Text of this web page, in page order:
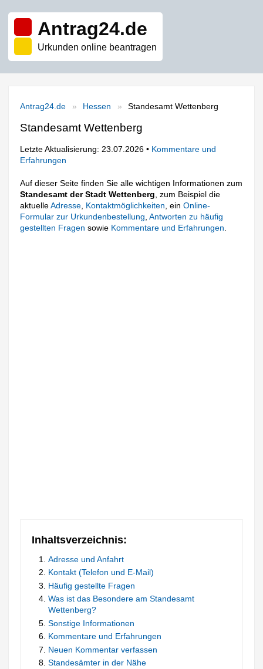
Antrag24.de
Urkunden online beantragen
Antrag24.de Hessen Standesamt Wettenberg
Standesamt Wettenberg
Letzte Aktualisierung: 23.07.2026 • Kommentare und
Erfahrungen
Auf dieser Seite finden Sie alle wichtigen Informationen zum
Standesamt der Stadt Wettenberg , zum Beispiel die
aktuelleAdresse Kontaktmöglichkeiten , einOnline-
Formular zur Urkundenbestellung ,Antworten zu häufig
gestellten Fragen sowie Kommentare und Erfahrungen
Inhaltsverzeichnis:
Adresse und Anfahrt
Kontakt (Telefon und E-Mail)
Häufig gestellte Fragen
Was ist das Besondere am Standesamt
Wettenberg?
Sonstige Informationen
Kommentare und Erfahrungen
Neuen Kommentar verfassen
Standesämter in der Nähe